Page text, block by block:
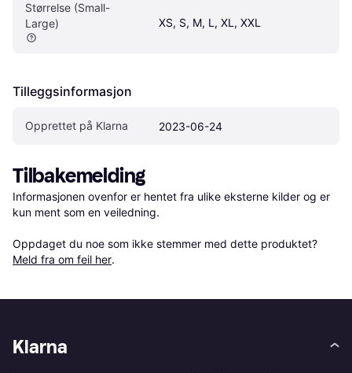
Størrelse (Small-
Large)
XS, S, M, L, XL, XXL
Tilleggsinformasjon
Opprettet på Klarna 2023-06-24
Tilbakemelding
Informasjonen ovenfor er hentet fra ulike eksterne kilder og er
kun ment som en veiledning.
Oppdaget du noe som ikke stemmer med dette produktet?
Meld fra om feil her.
Klarna